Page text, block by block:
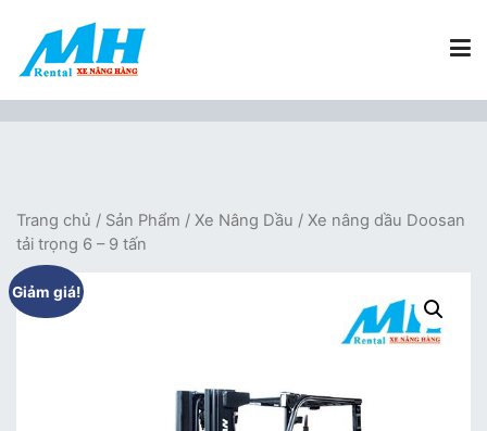
nội
Xe Nâng Hàng MH Rental
Trang chủ / Sản Phẩm / Xe Nâng Dầu / Xe nâng dầu Doosan
tải trọng 6 – 9 tấn
Giảm giá!